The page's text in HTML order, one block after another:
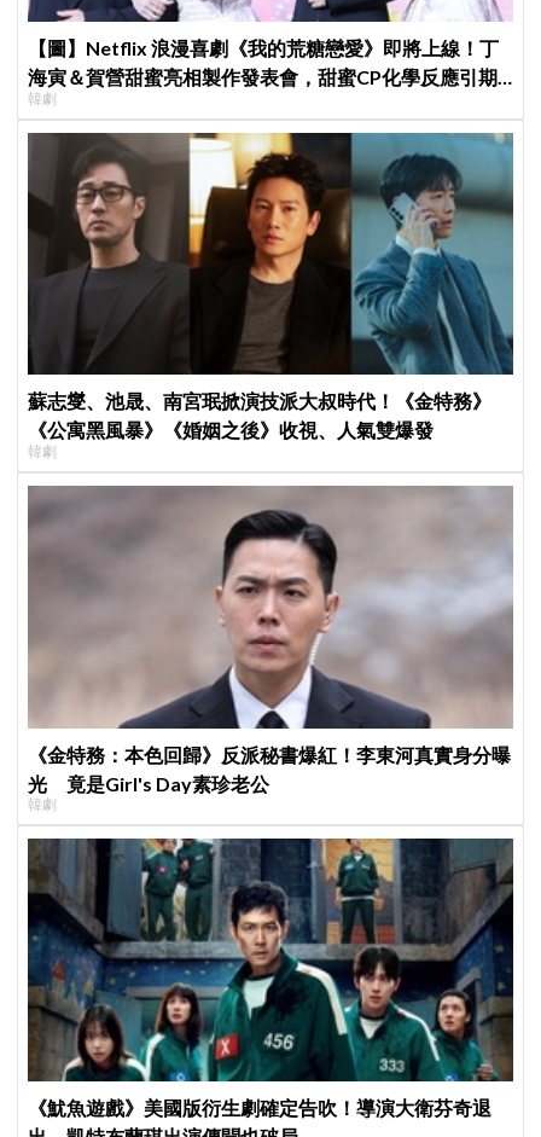
【圖】Netflix 浪漫喜劇《我的荒糖戀愛》即將上線！丁
海寅＆賀營甜蜜亮相製作發表會，甜蜜CP化學反應引期
待
韓劇
蘇志燮、池晟、南宮珉掀演技派大叔時代！《金特務》
《公寓黑風暴》《婚姻之後》收視、人氣雙爆發
韓劇
《金特務：本色回歸》反派秘書爆紅！李東河真實身分曝
光 竟是Girl's Day素珍老公
韓劇
《魷魚遊戲》美國版衍生劇確定告吹！導演大衛芬奇退